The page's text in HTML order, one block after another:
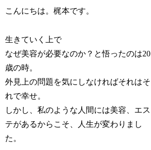
こんにちは。梶本です。
生きていく上で
なぜ美容が必要なのか？と悟ったのは20
歳の時。
外見上の問題を気にしなければそれはそ
れで幸せ。
しかし、私のような人間には美容、エス
テがあるからこそ、人生が変わりまし
た。